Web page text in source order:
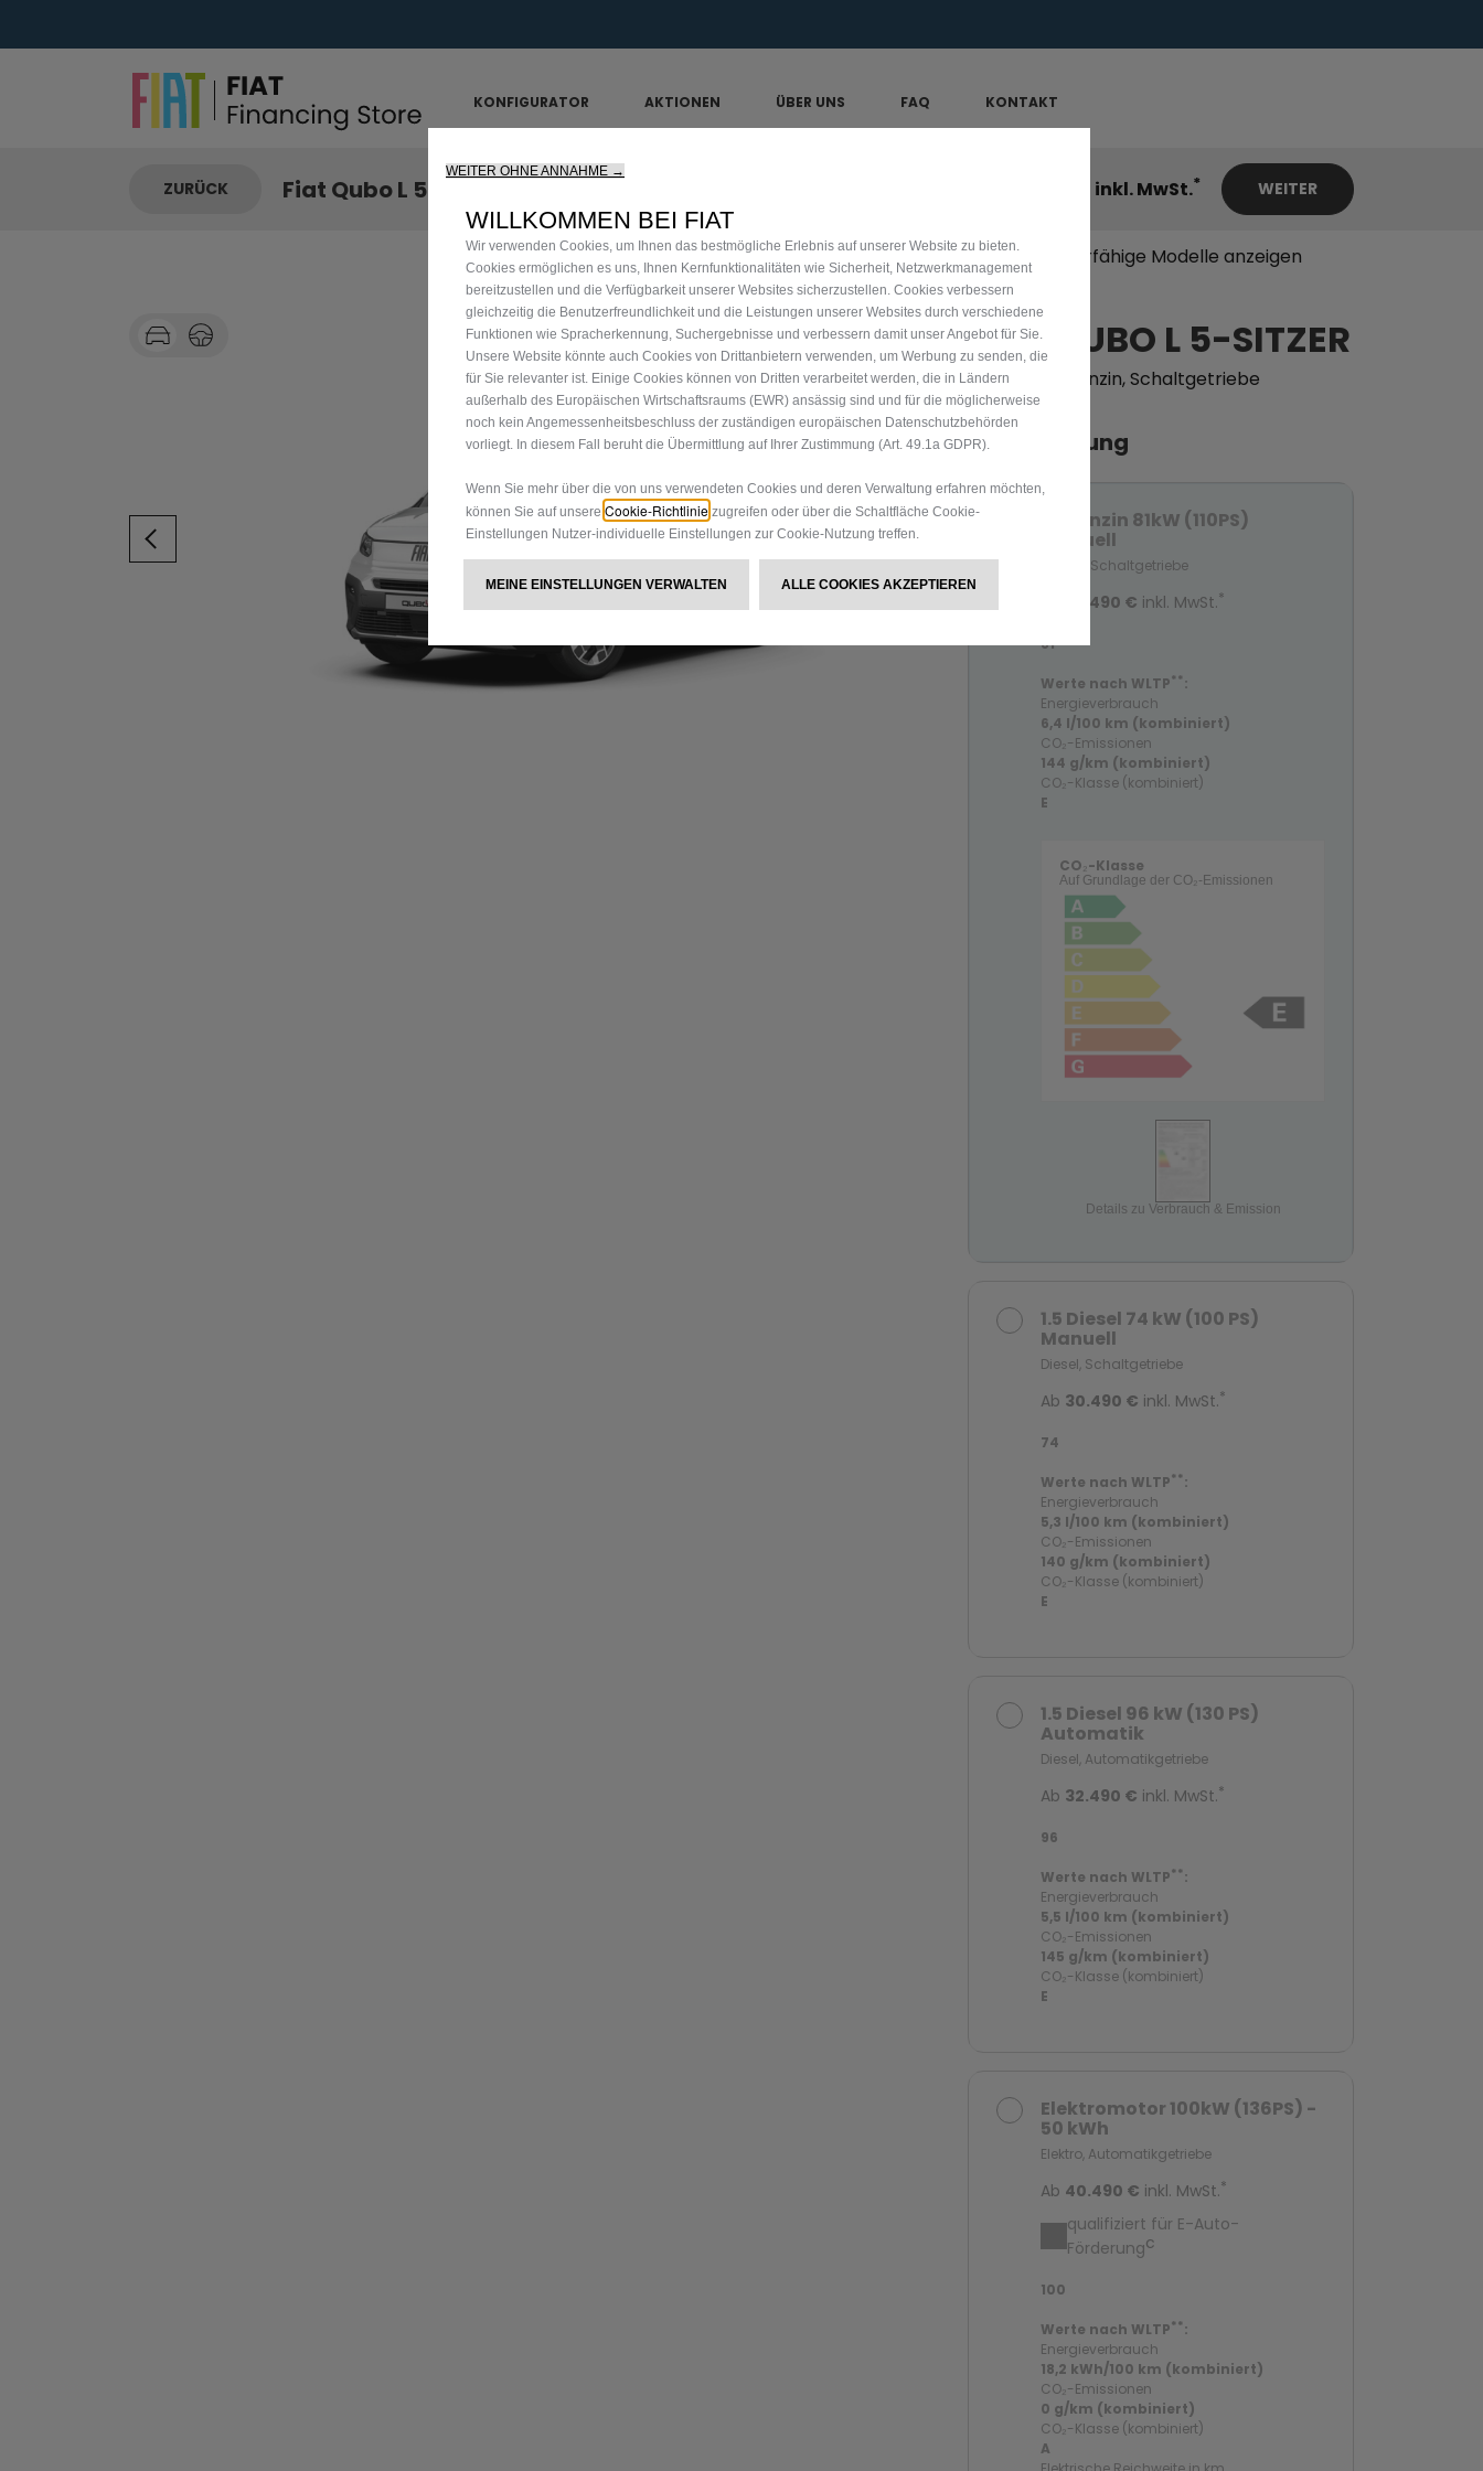
KONFIGURATOR AKTIONEN ÜBER UNS FAQ KONTAKT
ZURÜCK Fiat Qubo L 5-Sitzer LA PRIMA 1.2 Benzin 81kW (110PS) Manuell inkl. MwSt.* WEITER
Nur förderfähige Modelle anzeigen
FIAT QUBO L 5-SITZER
LA PRIMA Benzin, Schaltgetriebe
Motorisierung
1.2 Benzin 81kW (110PS)
Manuell
Benzin, Schaltgetriebe
29.490 € inkl. MwSt.*
81
Werte nach WLTP** :
Energieverbrauch
6,4 l/100 km (kombiniert)
CO₂-Emissionen
144 g/km (kombiniert)
CO₂-Klasse (kombiniert)
E
CO₂-Klasse
Auf Grundlage der CO₂-Emissionen
Details zu Verbrauch & Emission
1.5 Diesel 74 kW (100 PS)
Manuell
Diesel, Schaltgetriebe
Ab 30.490 € inkl. MwSt.*
74
Werte nach WLTP** :
Energieverbrauch
5,3 l/100 km (kombiniert)
CO₂-Emissionen
140 g/km (kombiniert)
CO₂-Klasse (kombiniert)
E
1.5 Diesel 96 kW (130 PS)
Automatik
Diesel, Automatikgetriebe
Ab 32.490 € inkl. MwSt.*
96
Werte nach WLTP** :
Energieverbrauch
5,5 l/100 km (kombiniert)
CO₂-Emissionen
145 g/km (kombiniert)
CO₂-Klasse (kombiniert)
E
Elektromotor 100kW (136PS) -
50 kWh
Elektro, Automatikgetriebe
Ab 40.490 € inkl. MwSt.*
qualifiziert für E-Auto-
Förderungc
100
Werte nach WLTP** :
Energieverbrauch
18,2 kWh/100 km (kombiniert)
CO₂-Emissionen
0 g/km (kombiniert)
CO₂-Klasse (kombiniert)
A
WEITER OHNE ANNAHME →
WILLKOMMEN BEI FIAT
Wir verwenden Cookies, um Ihnen das bestmögliche Erlebnis auf unserer Website zu bieten.
Cookies ermöglichen es uns, Ihnen Kernfunktionalitäten wie Sicherheit, Netzwerkmanagement
bereitzustellen und die Verfügbarkeit unserer Websites sicherzustellen. Cookies verbessern
gleichzeitig die Benutzerfreundlichkeit und die Leistungen unserer Websites durch verschiedene
Funktionen wie Spracherkennung, Suchergebnisse und verbessern damit unser Angebot für Sie.
Unsere Website könnte auch Cookies von Drittanbietern verwenden, um Werbung zu senden, die
für Sie relevanter ist. Einige Cookies können von Dritten verarbeitet werden, die in Ländern
außerhalb des Europäischen Wirtschaftsraums (EWR) ansässig sind und für die möglicherweise
noch kein Angemessenheitsbeschluss der zuständigen europäischen Datenschutzbehörden
vorliegt. In diesem Fall beruht die Übermittlung auf Ihrer Zustimmung (Art. 49.1a GDPR).
Wenn Sie mehr über die von uns verwendeten Cookies und deren Verwaltung erfahren möchten,
können Sie auf unsere Cookie-Richtlinie zugreifen oder über die Schaltfläche Cookie-
Einstellungen Nutzer-individuelle Einstellungen zur Cookie-Nutzung treffen.
MEINE EINSTELLUNGEN VERWALTEN ALLE COOKIES AKZEPTIEREN